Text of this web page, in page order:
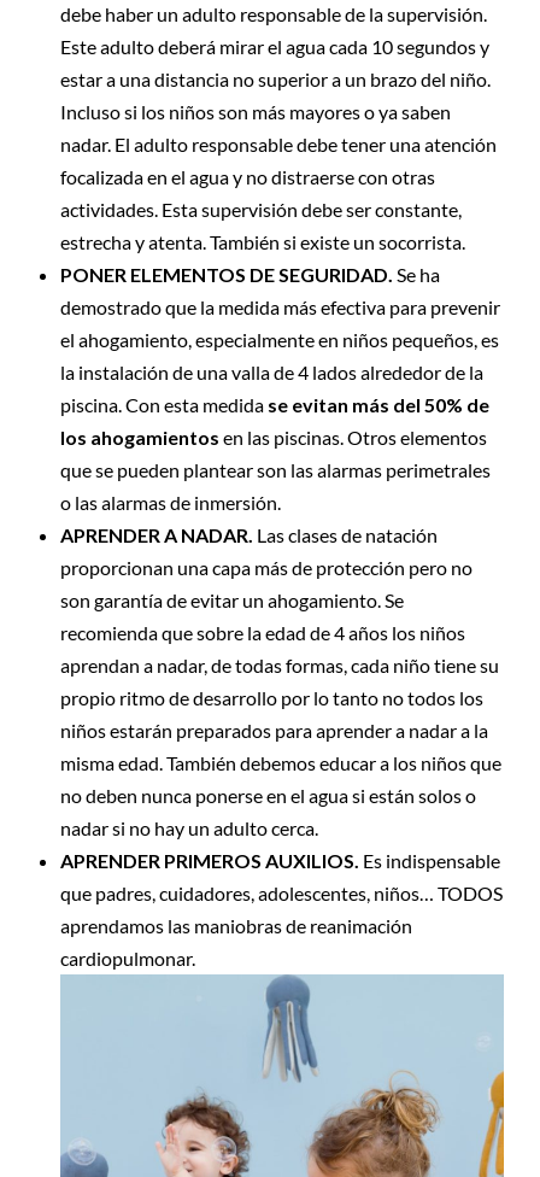
debe haber un adulto responsable de la supervisión.
Este adulto deberá mirar el agua cada 10 segundos y
estar a una distancia no superior a un brazo del niño.
Incluso si los niños son más mayores o ya saben
nadar. El adulto responsable debe tener una atención
focalizada en el agua y no distraerse con otras
actividades. Esta supervisión debe ser constante,
estrecha y atenta. También si existe un socorrista.
PONER ELEMENTOS DE SEGURIDAD. Se ha
demostrado que la medida más efectiva para prevenir
el ahogamiento, especialmente en niños pequeños, es
la instalación de una valla de 4 lados alrededor de la
piscina. Con esta medida se evitan más del 50% de
los ahogamientos en las piscinas. Otros elementos
que se pueden plantear son las alarmas perimetrales
o las alarmas de inmersión.
APRENDER A NADAR. Las clases de natación
proporcionan una capa más de protección pero no
son garantía de evitar un ahogamiento. Se
recomienda que sobre la edad de 4 años los niños
aprendan a nadar, de todas formas, cada niño tiene su
propio ritmo de desarrollo por lo tanto no todos los
niños estarán preparados para aprender a nadar a la
misma edad. También debemos educar a los niños que
no deben nunca ponerse en el agua si están solos o
nadar si no hay un adulto cerca.
APRENDER PRIMEROS AUXILIOS. Es indispensable
que padres, cuidadores, adolescentes, niños… TODOS
aprendamos las maniobras de reanimación
cardiopulmonar.